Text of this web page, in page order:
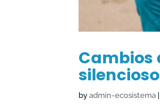
Cambios
byadmin-ecosistema